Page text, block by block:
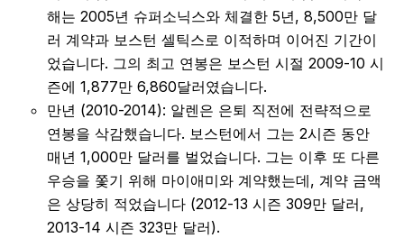
해는 2005년 슈퍼소닉스와 체결한 5년, 8,500만 달
러 계약과 보스턴 셀틱스로 이적하며 이어진 기간이
었습니다. 그의 최고 연봉은 보스턴 시절 2009-10 시
즌에 1,877만 6,860달러였습니다.
만년 (2010-2014): 알렌은 은퇴 직전에 전략적으로
연봉을 삭감했습니다. 보스턴에서 그는 2시즌 동안
매년 1,000만 달러를 벌었습니다. 그는 이후 또 다른
우승을 쫓기 위해 마이애미와 계약했는데, 계약 금액
은 상당히 적었습니다 (2012-13 시즌 309만 달러,
2013-14 시즌 323만 달러).